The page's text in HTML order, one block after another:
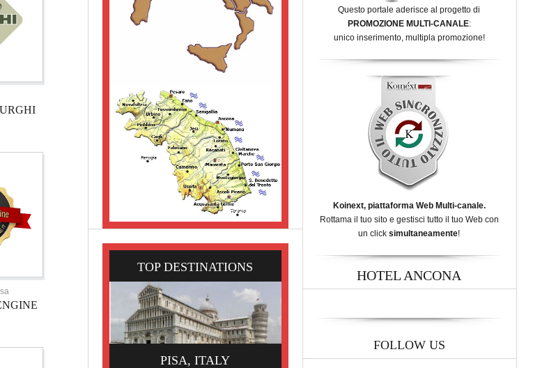
TOP DESTINATIONS
PISA, ITALY
Questo portale aderisce al progetto di
PROMOZIONE MULTI-CANALE:
unico inserimento, multipla promozione!
Koinext, piattaforma Web Multi-canale.
Rottama il tuo sito e gestisci tutto il tuo Web con
un click simultaneamente!
HOTEL ANCONA
FOLLOW US